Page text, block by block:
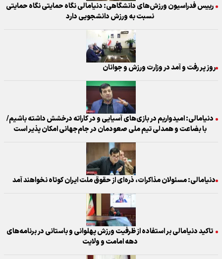
رییس فدراسیون ورزش‌های دانشگاهی: دنیامالی نگاه حمایتی نگاه حمایتی
نسبت به ورزش دانشجویی دارد
روز پر رفت و آمد در وزارت ورزش و جوانان
دنیامالی: امیدواریم در بازی‌های آسیایی و در کاراته درخشش داشته باشیم/
با بضاعت و همدلی تیم ملی صعودمان در جام‌جهانی امکان پذیر است
دنیامالی: مسئولان مذاکرات، ذره‌ای از حقوق ملت ایران کوتاه نخواهند آمد
تاکید دنیامالی بر استفاده از ظرفیت ورزش پهلوانی و باستانی در برنامه‌های
دهه امامت و ولایت